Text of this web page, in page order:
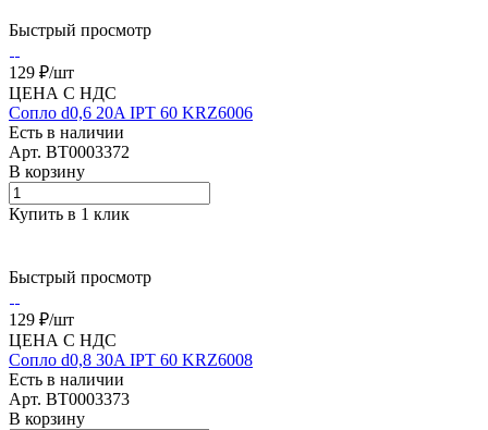
Быстрый просмотр
129 ₽/шт
ЦЕНА С НДС
Сопло d0,6 20A IPT 60 KRZ6006
Есть в наличии
Арт. BT0003372
В корзину
Купить в 1 клик
Быстрый просмотр
129 ₽/шт
ЦЕНА С НДС
Сопло d0,8 30A IPT 60 KRZ6008
Есть в наличии
Арт. BT0003373
В корзину